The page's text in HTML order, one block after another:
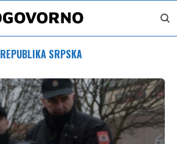
REPUBLIKA SRPSKA